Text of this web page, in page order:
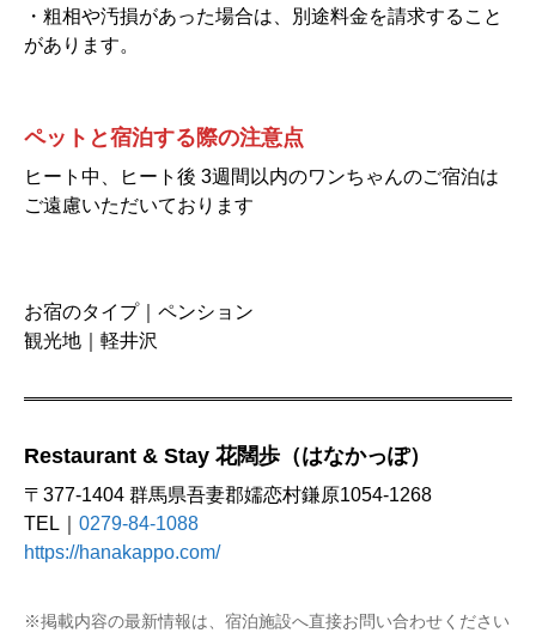
・粗相や汚損があった場合は、別途料金を請求すること
があります。
ペットと宿泊する際の注意点
ヒート中、ヒート後 3週間以内のワンちゃんのご宿泊は
ご遠慮いただいております
お宿のタイプ｜ペンション
観光地｜軽井沢
Restaurant & Stay 花闊歩（はなかっぽ）
〒377-1404 群馬県吾妻郡嬬恋村鎌原1054-1268
TEL｜ 0279-84-1088
https://hanakappo.com/
※掲載内容の最新情報は、宿泊施設へ直接お問い合わせください